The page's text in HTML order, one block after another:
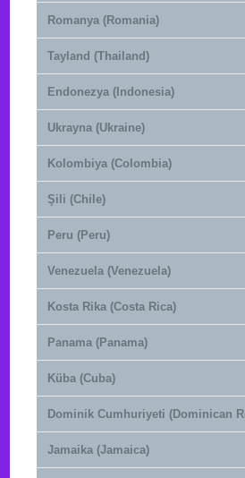
Romanya (Romania)
Tayland (Thailand)
Endonezya (Indonesia)
Ukrayna (Ukraine)
Kolombiya (Colombia)
Şili (Chile)
Peru (Peru)
Venezuela (Venezuela)
Kosta Rika (Costa Rica)
Panama (Panama)
Küba (Cuba)
Dominik Cumhuriyeti (Dominican
Jamaika (Jamaica)